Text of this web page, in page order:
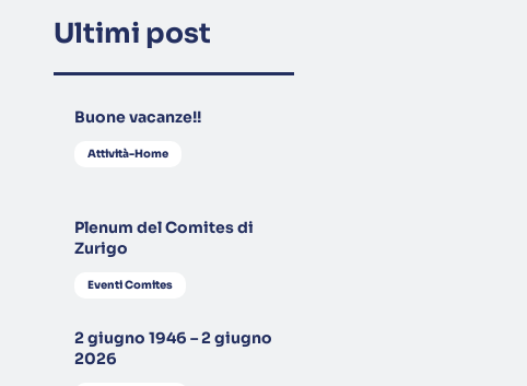
Ultimi post
Buone vacanze!!
Attività-Home
Plenum del Comites di
Zurigo
Eventi Comites
2 giugno 1946 – 2 giugno
2026